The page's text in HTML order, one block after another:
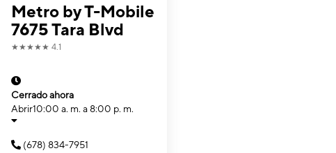
Metro by T-Mobile
7675 Tara Blvd
★★★★★ 4.1
Cerrado ahora
Abrir10:00 a. m. a 8:00 p. m.
(678) 834-7951